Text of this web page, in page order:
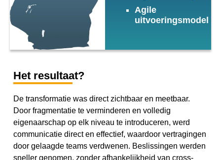
Agile
uitvoeringsmodel
Het resultaat?
De transformatie was direct zichtbaar en meetbaar.
Door fragmentatie te verminderen en volledig
eigenaarschap op elk niveau te introduceren, werd
communicatie direct en effectief, waardoor vertragingen
door gelaagde teams verdwenen. Beslissingen werden
sneller genomen, zonder afhankelijkheid van cross-